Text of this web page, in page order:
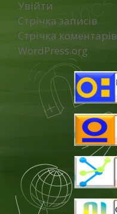
Увійти
Стрічка записів
Стрічка коментарів
WordPress.org